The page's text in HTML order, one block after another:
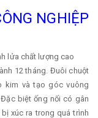
NGHIỆP
lửa chất lượng cao
12 tháng. Đuôi chuột
kim và tạo góc vuông
biệt ống nối có gân
xúc ra trong quá trình